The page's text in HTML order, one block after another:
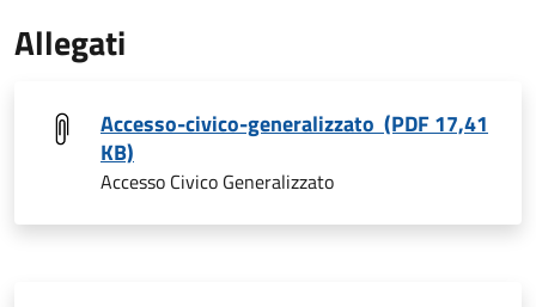
Allegati
Accesso-civico-generalizzato (PDF 17,41
KB)
Accesso Civico Generalizzato